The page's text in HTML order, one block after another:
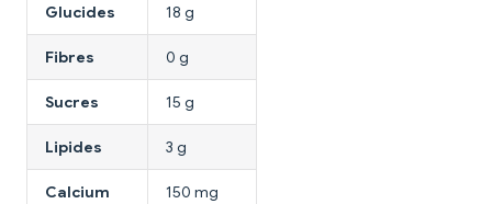
Glucides 18 g
Fibres 0 g
Sucres 15 g
Lipides 3 g
Calcium 150 mg